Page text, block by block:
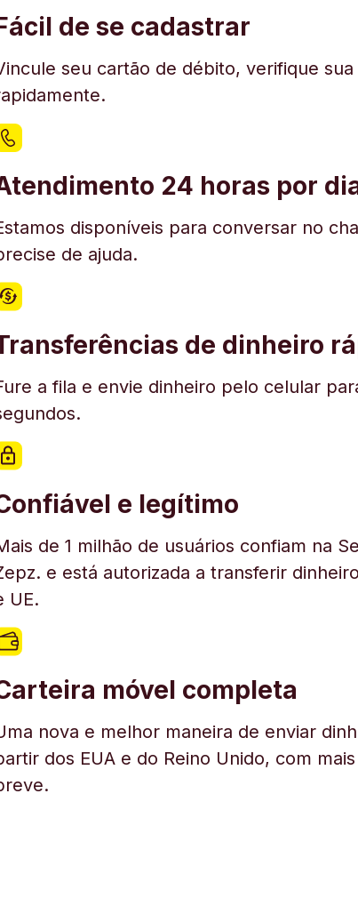
de se cadastrar
seu cartão de débito, verifique
24 horas por
disponíveis para conversar no
de ajuda.
de dinheiro
a fila e envie dinheiro pelo celular
e legítimo
de 1 milhão de usuários confiam na
e está autorizada a transferir
UE.
móvel completa
nova e melhor maneira de enviar
dos EUA e do Reino Unido, com